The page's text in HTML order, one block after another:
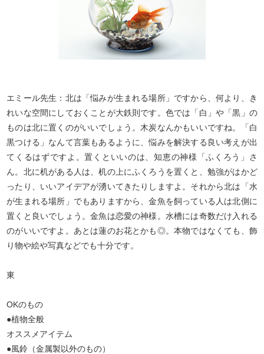
エミール先生：北は「悩みが生まれる場所」ですから、何より、き
れいな空間にしておくことが大鉄則です。色では「白」や「黒」の
ものは北に置くのがいいでしょう。木炭なんかもいいですね。「白
黒つける」なんて言葉もあるように、悩みを解決する良い考えが出
てくるはずですよ。置くといいのは、知恵の神様「ふくろう」さ
ん。北に机がある人は、机の上にふくろうを置くと、勉強がはかど
ったり、いいアイデアが湧いてきたりしますよ。それから北は「水
が生まれる場所」でもありますから、金魚を飼っている人は北側に
置くと良いでしょう。金魚は恋愛の神様。水槽には奇数だけ入れる
のがいいですよ。あとは蓮のお花とかも◎。本物ではなくても、飾
り物や絵や写真などでも十分です。
東
OKのもの
●植物全般
オススメアイテム
●風鈴（金属製以外のもの）